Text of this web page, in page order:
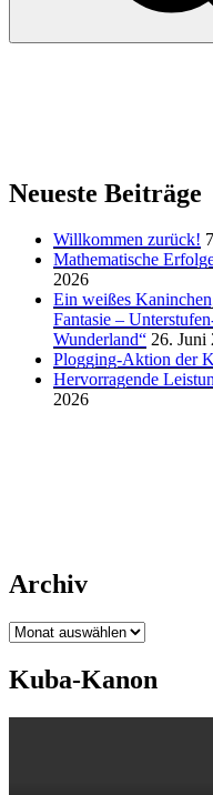
Neueste Beiträge
Willkommen zurück!
Mathematische
2026
Ein weißes
Fantasie –
Wunderland“ 26. Juni
Plogging-Aktion der
Hervorragende
2026
Archiv
Archiv
Kuba-Kanon